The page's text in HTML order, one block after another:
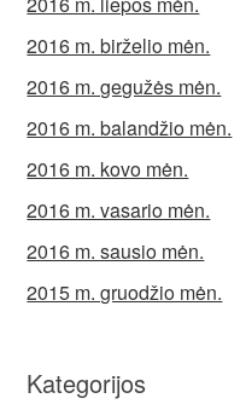
2016 m. birželio mėn.
2016 m. gegužės mėn.
2016 m. balandžio mėn.
2016 m. kovo mėn.
2016 m. vasario mėn.
2016 m. sausio mėn.
2015 m. gruodžio mėn.
Kategorijos